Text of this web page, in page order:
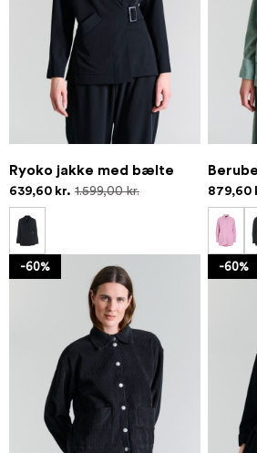
Ryoko jakke med bælte
639,60 kr. 1.599,00 kr. 879,60
-60% -60%